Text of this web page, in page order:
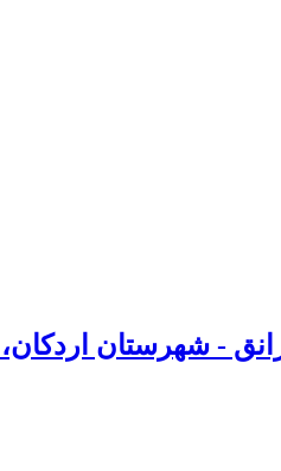
- شهرستان